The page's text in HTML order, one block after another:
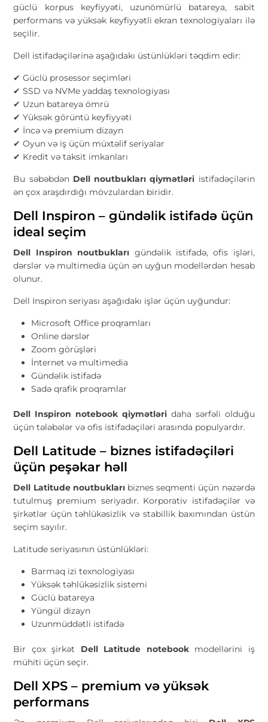
güclü korpus keyfiyyəti, uzunömürlü batareya, sabit
performans və yüksək keyfiyyətli ekran texnologiyaları ilə
seçilir.
Dell istifadəçilərinə aşağıdakı üstünlükləri təqdim edir:
✔ Güclü prosessor seçimləri
✔ SSD və NVMe yaddaş texnologiyası
✔ Uzun batareya ömrü
✔ Yüksək görüntü keyfiyyəti
✔ İncə və premium dizayn
✔ Oyun və iş üçün müxtəlif seriyalar
✔ Kredit və taksit imkanları
Bu səbəbdən Dell noutbukları qiymətləri istifadəçilərin
ən çox araşdırdığı mövzulardan biridir.
Dell Inspiron – gündəlik istifadə üçün
ideal seçim
Dell Inspiron noutbukları gündəlik istifadə, ofis işləri,
dərslər və multimedia üçün ən uyğun modellərdən hesab
olunur.
Dell Inspiron seriyası aşağıdakı işlər üçün uyğundur:
Microsoft Office proqramları
Online dərslər
Zoom görüşləri
İnternet və multimedia
Gündəlik istifadə
Sadə qrafik proqramlar
Dell Inspiron notebook qiymətləri daha sərfəli olduğu
üçün tələbələr və ofis istifadəçiləri arasında populyardır.
Dell Latitude – biznes istifadəçiləri
üçün peşəkar həll
Dell Latitude noutbuklarıbiznes seqmenti üçün nəzərdə
tutulmuş premium seriyadır. Korporativ istifadəçilər və
şirkətlər üçün təhlükəsizlik və stabillik baxımından üstün
seçim sayılır.
Latitude seriyasının üstünlükləri:
Barmaq izi texnologiyası
Yüksək təhlükəsizlik sistemi
Güclü batareya
Yüngül dizayn
Uzunmüddətli istifadə
Bir çox şirkət Dell Latitude notebookmodellərini iş
mühiti üçün seçir.
Dell XPS – premium və yüksək
performans